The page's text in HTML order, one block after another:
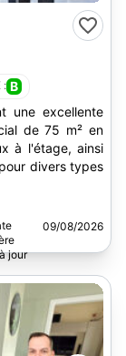
: B
une excellente
de 75 m² en
à l'étage, ainsi
divers types
09/08/2026